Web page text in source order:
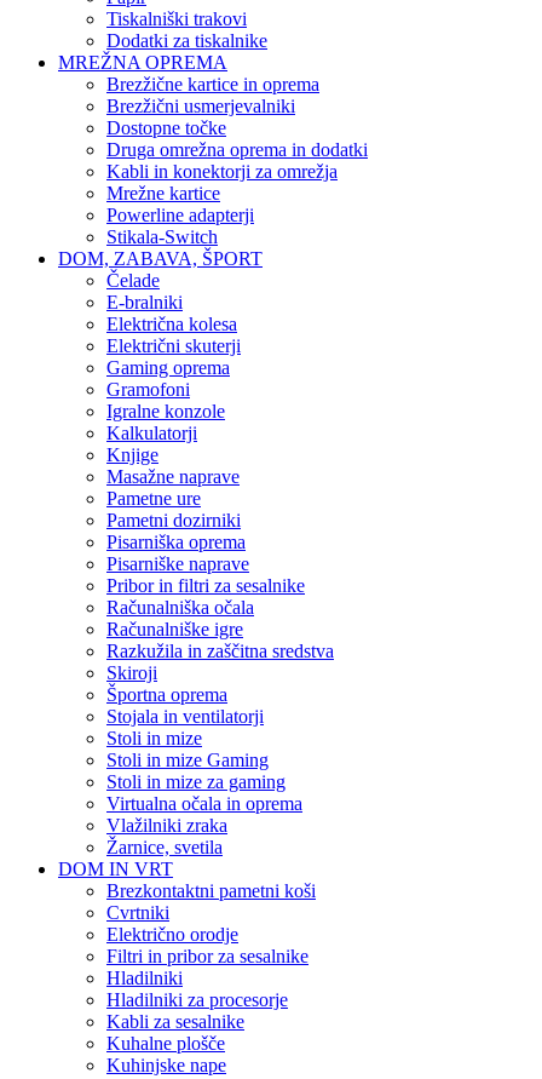
Tiskalniški trakovi
Dodatki za tiskalnike
MREŽNA OPREMA
Brezžične kartice in oprema
Brezžični usmerjevalniki
Dostopne točke
Druga omrežna oprema in dodatki
Kabli in konektorji za omrežja
Mrežne kartice
Powerline adapterji
Stikala-Switch
DOM, ZABAVA, ŠPORT
Čelade
E-bralniki
Električna kolesa
Električni skuterji
Gaming oprema
Gramofoni
Igralne konzole
Kalkulatorji
Knjige
Masažne naprave
Pametne ure
Pametni dozirniki
Pisarniška oprema
Pisarniške naprave
Pribor in filtri za sesalnike
Računalniška očala
Računalniške igre
Razkužila in zaščitna sredstva
Skiroji
Športna oprema
Stojala in ventilatorji
Stoli in mize
Stoli in mize Gaming
Stoli in mize za gaming
Virtualna očala in oprema
Vlažilniki zraka
Žarnice, svetila
DOM IN VRT
Brezkontaktni pametni koši
Cvrtniki
Električno orodje
Filtri in pribor za sesalnike
Hladilniki
Hladilniki za procesorje
Kabli za sesalnike
Kuhalne plošče
Kuhinjske nape